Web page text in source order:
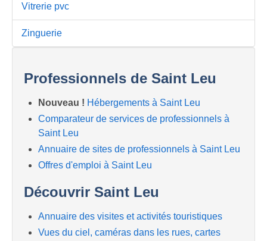
Vitrerie pvc
Zinguerie
Professionnels de Saint Leu
Nouveau ! Hébergements à Saint Leu
Comparateur de services de professionnels à
Saint Leu
Annuaire de sites de professionnels à Saint Leu
Offres d'emploi à Saint Leu
Découvrir Saint Leu
Annuaire des visites et activités touristiques
Vues du ciel, caméras dans les rues, cartes